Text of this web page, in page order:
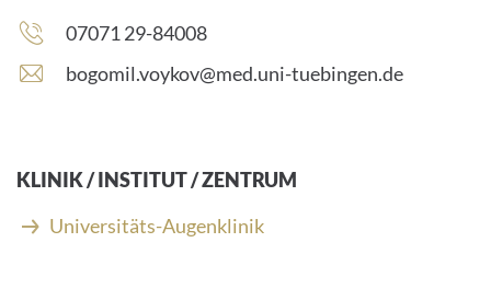
Telefonnummer:
07071 29-84008
E
i
l
A
bogomil.voykov@med.uni-tuebingen.de
KLINIK / INSTITUT / ZENTRUM
Universitäts-Augenklinik